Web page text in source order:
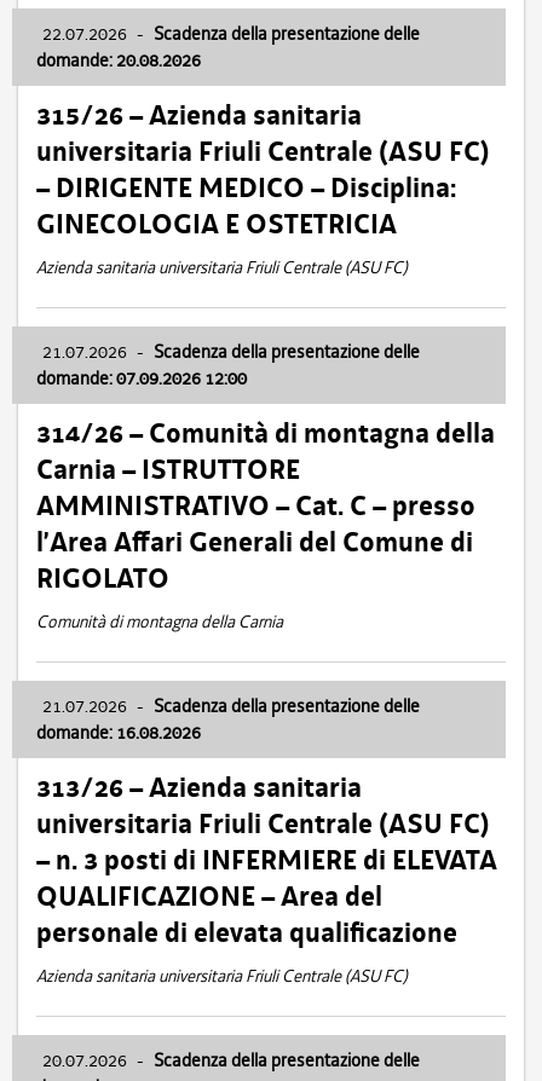
22.07.2026 - Scadenza della presentazione delle
domande: 20.08.2026
315/26 – Azienda sanitaria
universitaria Friuli Centrale (ASU FC)
– DIRIGENTE MEDICO – Disciplina:
GINECOLOGIA E OSTETRICIA
Azienda sanitaria universitaria Friuli Centrale (ASU FC)
21.07.2026 - Scadenza della presentazione delle
domande: 07.09.2026 12:00
314/26 – Comunità di montagna della
Carnia – ISTRUTTORE
AMMINISTRATIVO – Cat. C – presso
l’Area Affari Generali del Comune di
RIGOLATO
Comunità di montagna della Carnia
21.07.2026 - Scadenza della presentazione delle
domande: 16.08.2026
313/26 – Azienda sanitaria
universitaria Friuli Centrale (ASU FC)
– n. 3 posti di INFERMIERE di ELEVATA
QUALIFICAZIONE – Area del
personale di elevata qualificazione
Azienda sanitaria universitaria Friuli Centrale (ASU FC)
20.07.2026 - Scadenza della presentazione delle